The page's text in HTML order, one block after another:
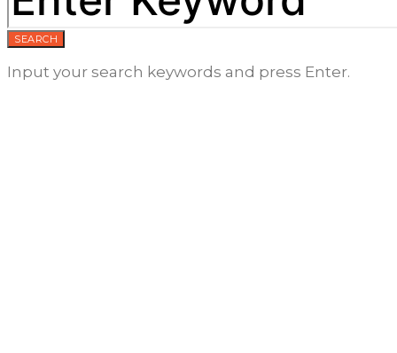
SEARCH
Input your search keywords and press Enter.